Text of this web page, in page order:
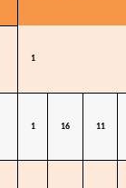
1
1 16 11